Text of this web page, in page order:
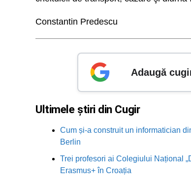
Constantin Predescu
Adaugă
Ultimele știri din Cugir
Cum și-a construit un informatician
Berlin
Trei profesori ai Colegiului Național
Erasmus+ în Croația